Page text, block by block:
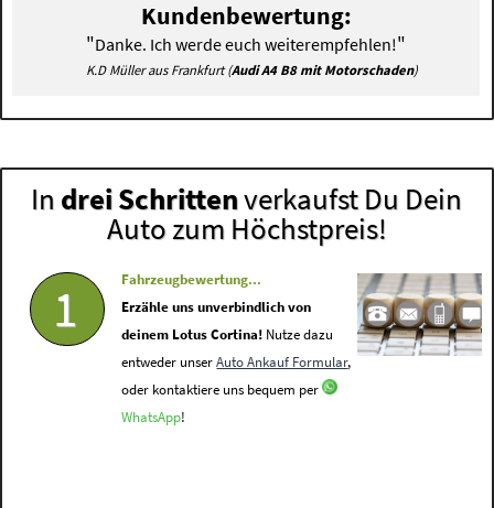
Kundenbewertung:
"Danke. Ich werde euch weiterempfehlen!"
K.D Müller aus Frankfurt (Audi A4 B8 mit Motorschaden)
In drei Schrittenverkaufst Du Dein
Auto zum Höchstpreis!
1
Fahrzeugbewertung...
Erzähle uns unverbindlich von
deinem Lotus Cortina! Nutze dazu
entweder unserAuto Ankauf Formular,
oder kontaktiere uns bequem per
WhatsApp!